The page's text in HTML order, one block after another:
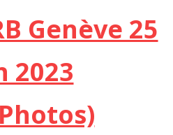
Genève 25
2023